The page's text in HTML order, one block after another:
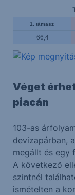
1. támasz
66,4
Véget
piacán
103-as
devizapárban,
megállt és egy
A következő
szintnél
ismételten a